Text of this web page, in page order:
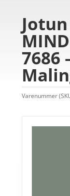
7686
Varenummer